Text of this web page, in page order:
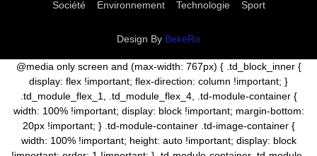
Société Environnement Technologie Sport
Design By BekeRo
@media only screen and (max-width: 767px) { .td_block_inner {
display: flex !important; flex-direction: column !important; }
.td_module_flex_1, .td_module_flex_4, .td-module-container {
width: 100% !important; display: block !important; margin-bottom:
20px !important; } .td-module-container .td-image-container {
width: 100% !important; height: auto !important; display: block